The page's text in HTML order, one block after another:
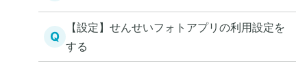
Q
【設定】せんせいフォトアプリの利用設定を
する